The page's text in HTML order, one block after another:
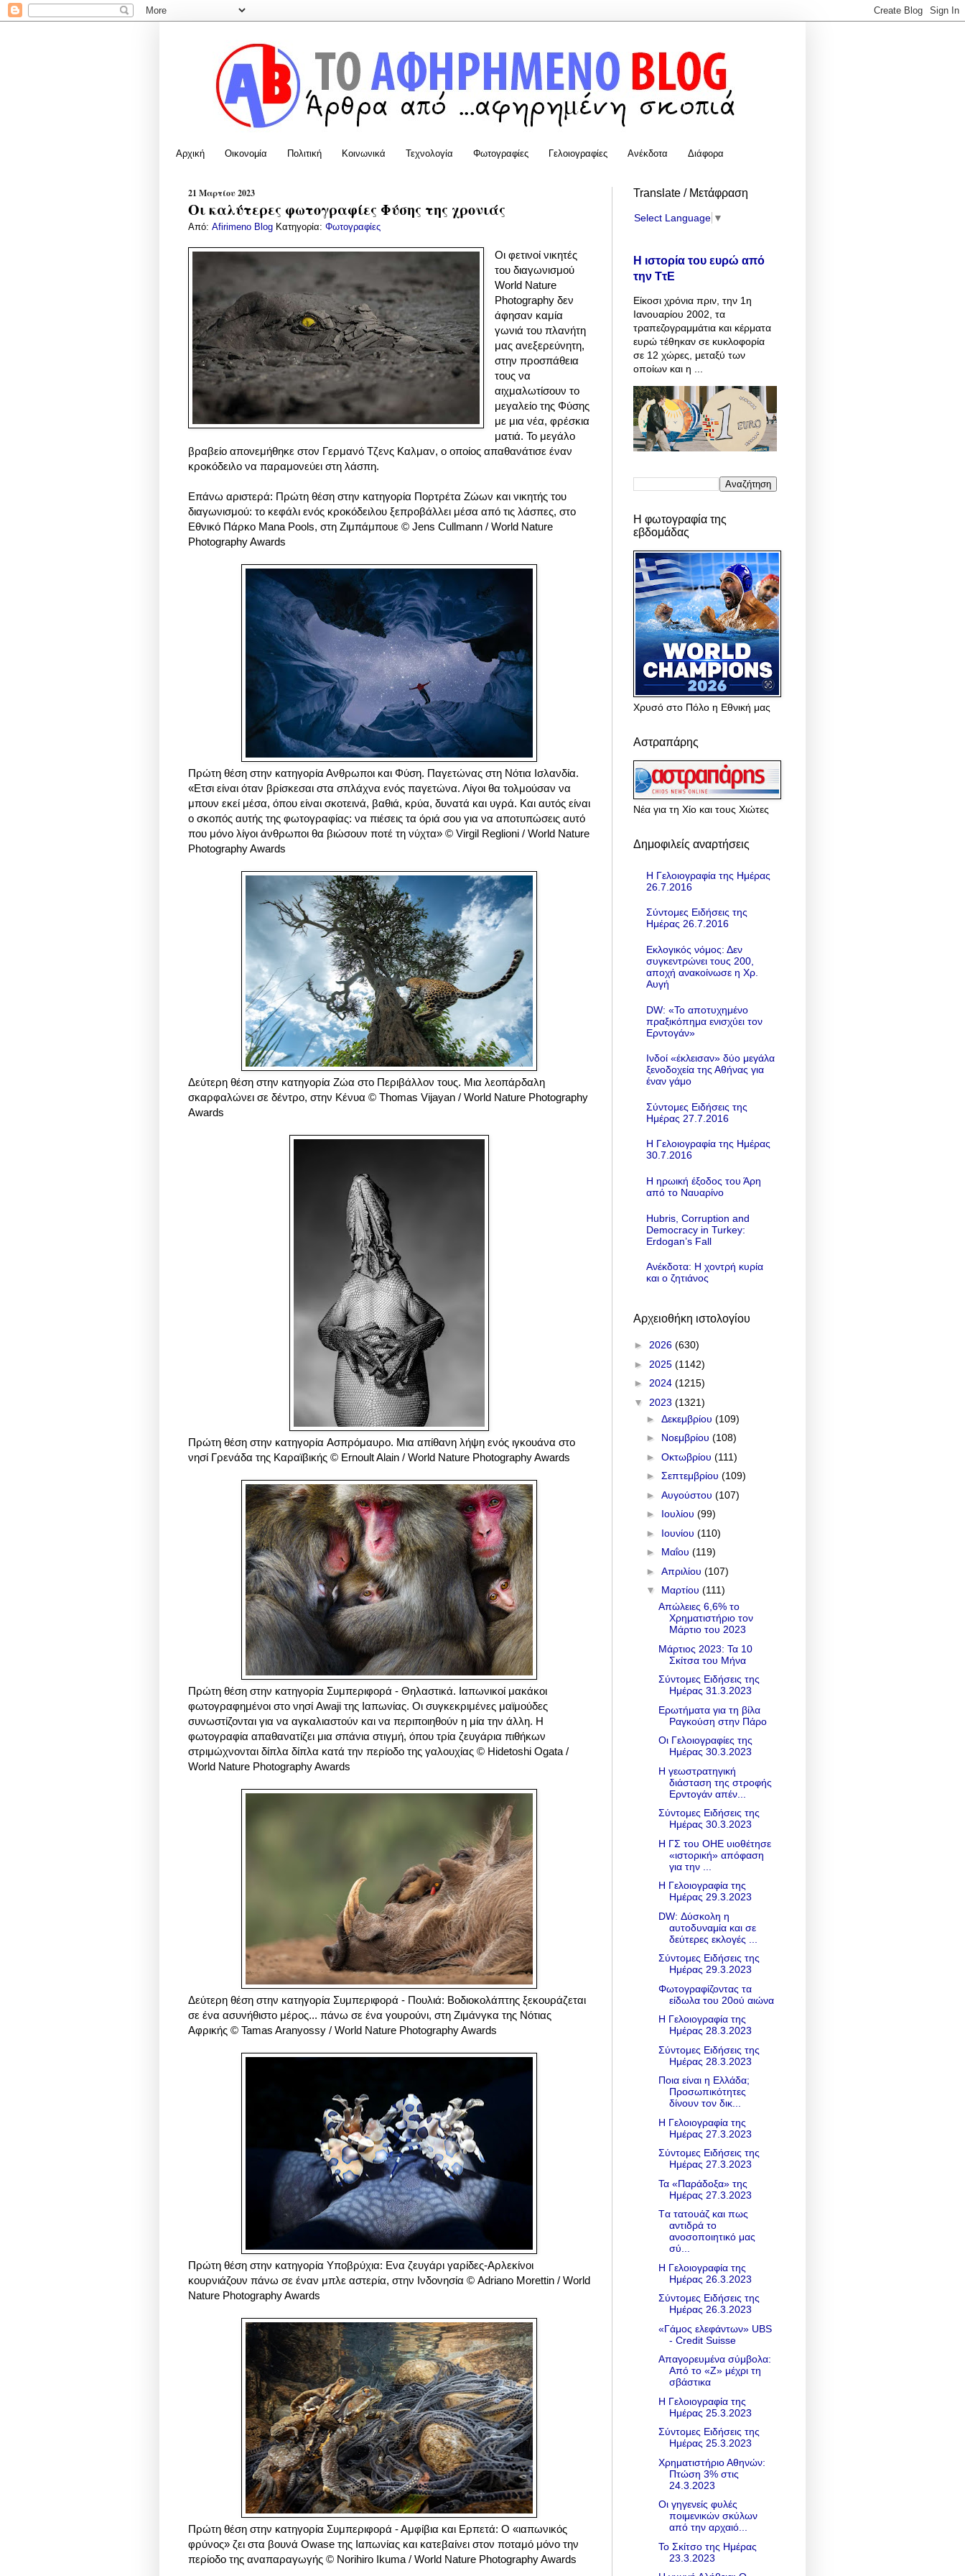
Αρχική Οικονομία Πολιτική Κοινωνικά Τεχνολογία Φωτογραφίες Γελοιογραφίες Ανέκδοτα Διάφορα
21 Μαρτίου 2023
Οι καλύτερες φωτογραφίες Φύσης της χρονιάς
Από: Afirimeno Blog Κατηγορία: Φωτογραφίες
Οι φετινοί νικητές
του διαγωνισμού
World Nature
Photography δεν
άφησαν καμία
γωνιά του πλανήτη
μας ανεξερεύνητη,
στην προσπάθεια
τους να
αιχμαλωτίσουν το
μεγαλείο της Φύσης
με μια νέα, φρέσκια
ματιά. Το μεγάλο
βραβείο απονεμήθηκε στον Γερμανό Τζενς Καλμαν, ο οποίος απαθανάτισε έναν
κροκόδειλο να παραμονεύει στη λάσπη.
Επάνω αριστερά: Πρώτη θέση στην κατηγορία Πορτρέτα Ζώων και νικητής του
διαγωνισμού: το κεφάλι ενός κροκόδειλου ξεπροβάλλει μέσα από τις λάσπες, στο
Εθνικό Πάρκο Mana Pools, στη Ζιμπάμπουε © Jens Cullmann / World Nature
Photography Awards
Πρώτη θέση στην κατηγορία Ανθρωποι και Φύση. Παγετώνας στη Νότια Ισλανδία.
«Ετσι είναι όταν βρίσκεσαι στα σπλάχνα ενός παγετώνα. Λίγοι θα τολμούσαν να
μπουν εκεί μέσα, όπου είναι σκοτεινά, βαθιά, κρύα, δυνατά και υγρά. Και αυτός είναι
ο σκοπός αυτής της φωτογραφίας: να πιέσεις τα όριά σου για να αποτυπώσεις αυτό
που μόνο λίγοι άνθρωποι θα βιώσουν ποτέ τη νύχτα» © Virgil Reglioni / World Nature
Photography Awards
Δεύτερη θέση στην κατηγορία Ζώα στο Περιβάλλον τους. Μια λεοπάρδαλη
σκαρφαλώνει σε δέντρο, στην Κένυα © Thomas Vijayan / World Nature Photography
Awards
Πρώτη θέση στην κατηγορία Aσπρόμαυρο. Μια απίθανη λήψη ενός ιγκουάνα στο
νησί Γρενάδα της Καραϊβικής © Ernoult Alain / World Nature Photography Awards
Πρώτη θέση στην κατηγορία Συμπεριφορά - Θηλαστικά. Ιαπωνικοί μακάκοι
φωτογραφημένοι στο νησί Awaji της Ιαπωνίας. Οι συγκεκριμένες μαϊμούδες
συνωστίζονται για να αγκαλιαστούν και να περιποιηθούν η μία την άλλη. Η
φωτογραφία απαθανατίζει μια σπάνια στιγμή, όπου τρία ζευγάρια πιθήκων
στριμώχνονται δίπλα δίπλα κατά την περίοδο της γαλουχίας © Hidetoshi Ogata /
World Nature Photography Awards
Δεύτερη θέση στην κατηγορία Συμπεριφορά - Πουλιά: Βοδιοκολάπτης ξεκουράζεται
σε ένα ασυνήθιστο μέρος... πάνω σε ένα γουρούνι, στη Ζιμάνγκα της Νότιας
Αφρικής © Tamas Aranyossy / World Nature Photography Awards
Πρώτη θέση στην κατηγορία Υποβρύχια: Ενα ζευγάρι γαρίδες-Αρλεκίνοι
κουρνιάζουν πάνω σε έναν μπλε αστερία, στην Ινδονησία © Adriano Morettin / World
Nature Photography Awards
Πρώτη θέση στην κατηγορία Συμπεριφορά - Αμφίβια και Ερπετά: Ο «ιαπωνικός
φρύνος» ζει στα βουνά Owase της Ιαπωνίας και κατεβαίνει στον ποταμό μόνο την
περίοδο της αναπαραγωγής © Norihiro Ikuma / World Nature Photography Awards
Translate / Μετάφραση
Select Language ▼
Η ιστορία του ευρώ από
την ΤτΕ
Είκοσι χρόνια πριν, την 1η
Ιανουαρίου 2002, τα
τραπεζογραμμάτια και κέρματα
ευρώ τέθηκαν σε κυκλοφορία
σε 12 χώρες, μεταξύ των
οποίων και η ...
Η φωτογραφία της
εβδομάδας
Χρυσό στο Πόλο η Εθνική μας
Αστραπάρης
Νέα για τη Χίο και τους Χιώτες
Δημοφιλείς αναρτήσεις
Η Γελοιογραφία της Ημέρας
26.7.2016
Σύντομες Ειδήσεις της
Ημέρας 26.7.2016
Εκλογικός νόμος: Δεν
συγκεντρώνει τους 200,
αποχή ανακοίνωσε η Χρ.
Αυγή
DW: «To αποτυχημένο
πραξικόπημα ενισχύει τον
Ερντογάν»
Ινδοί «έκλεισαν» δύο μεγάλα
ξενοδοχεία της Αθήνας για
έναν γάμο
Σύντομες Ειδήσεις της
Ημέρας 27.7.2016
Η Γελοιογραφία της Ημέρας
30.7.2016
Η ηρωική έξοδος του Άρη
από το Ναυαρίνο
Hubris, Corruption and
Democracy in Turkey:
Erdogan’s Fall
Ανέκδοτα: Η χοντρή κυρία
και ο ζητιάνος
Αρχειοθήκη ιστολογίου
► 2026 (630)
► 2025 (1142)
► 2024 (1215)
▼ 2023 (1321)
► Δεκεμβρίου (109)
► Νοεμβρίου (108)
► Οκτωβρίου (111)
► Σεπτεμβρίου (109)
► Αυγούστου (107)
► Ιουλίου (99)
► Ιουνίου (110)
► Μαΐου (119)
► Απριλίου (107)
▼ Μαρτίου (111)
Απώλειες 6,6% το
Χρηματιστήριο τον
Μάρτιο του 2023
Μάρτιος 2023: Τα 10
Σκίτσα του Μήνα
Σύντομες Ειδήσεις της
Ημέρας 31.3.2023
Ερωτήματα για τη βίλα
Ραγκούση στην Πάρο
Οι Γελοιογραφίες της
Ημέρας 30.3.2023
Η γεωστρατηγική
διάσταση της στροφής
Ερντογάν απέν...
Σύντομες Ειδήσεις της
Ημέρας 30.3.2023
Η ΓΣ του ΟΗΕ υιοθέτησε
«ιστορική» απόφαση
για την ...
Η Γελοιογραφία της
Ημέρας 29.3.2023
DW: Δύσκολη η
αυτοδυναμία και σε
δεύτερες εκλογές ...
Σύντομες Ειδήσεις της
Ημέρας 29.3.2023
Φωτογραφίζοντας τα
είδωλα του 20ού αιώνα
Η Γελοιογραφία της
Ημέρας 28.3.2023
Σύντομες Ειδήσεις της
Ημέρας 28.3.2023
Ποια είναι η Ελλάδα;
Προσωπικότητες
δίνουν τον δικ...
Η Γελοιογραφία της
Ημέρας 27.3.2023
Σύντομες Ειδήσεις της
Ημέρας 27.3.2023
Τα «Παράδοξα» της
Ημέρας 27.3.2023
Tα τατουάζ και πως
αντιδρά το
ανοσοποιητικό μας
σύ...
Η Γελοιογραφία της
Ημέρας 26.3.2023
Σύντομες Ειδήσεις της
Ημέρας 26.3.2023
«Γάμος ελεφάντων» UBS
- Credit Suisse
Απαγορευμένα σύμβολα:
Από το «Z» μέχρι τη
σβάστικα
Η Γελοιογραφία της
Ημέρας 25.3.2023
Σύντομες Ειδήσεις της
Ημέρας 25.3.2023
Χρηματιστήριο Αθηνών:
Πτώση 3% στις
24.3.2023
Οι γηγενείς φυλές
ποιμενικών σκύλων
από την αρχαιό...
Το Σκίτσο της Ημέρας
23.3.2023